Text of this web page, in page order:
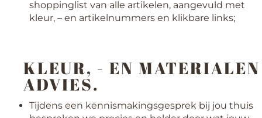
shoppinglist van alle artikelen, aangevuld met
kleur, – en artikelnummers en klikbare links;
KLEUR, - EN MATERIALEN
ADVIES.
Tijdens een kennismakingsgesprek bij jou thuis